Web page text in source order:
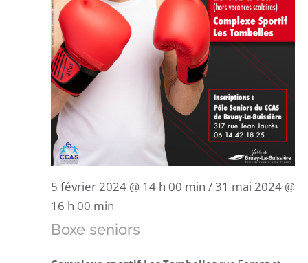
5 février 2024 @ 14 h 00 min /31 mai 2024 @
16 h 00 min
Boxe seniors